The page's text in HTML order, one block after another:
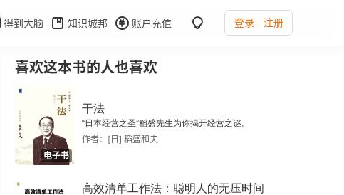
得到大脑 知识城邦 账户充值 登录 注册
喜欢这本书的人也喜欢
电子书
干法
“日本经营之圣”稻盛先生为你揭开经营之谜。
作者：[日] 稻盛和夫
高效清单工作法：聪明人的无压时间